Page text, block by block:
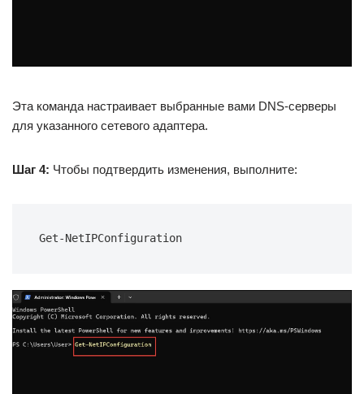
Эта команда настраивает выбранные вами DNS-серверы
для указанного сетевого адаптера.
Шаг 4: Чтобы подтвердить изменения, выполните:
Get-NetIPConfiguration